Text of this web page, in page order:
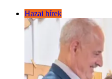
Hazai hírek